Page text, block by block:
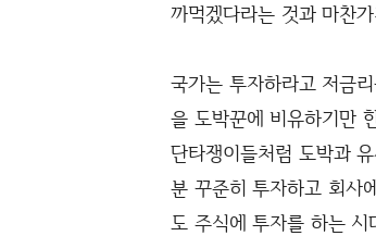
까먹겠다라는 것과 마찬
국가는 투자하라고 저금
을 도박꾼에 비유하기만
단타쟁이들처럼 도박과
분 꾸준히 투자하고 회사
도 주식에 투자를 하는 시